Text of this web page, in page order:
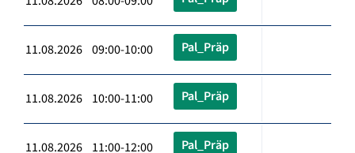
11.08.2026 09:00-10:00 Pal_Präp
11.08.2026 10:00-11:00 Pal_Präp
11.08.2026 11:00-12:00 Pal_Präp